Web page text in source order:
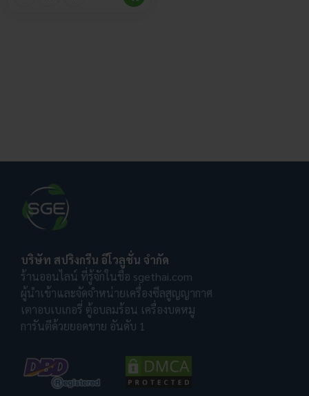
บริษัท สปริงกรีน อีโวลูชั่น จำกัด
ร้านออนไลน์ ที่รู้จักในชื่อ sgethai.com
ผู้นำเข้าและจัดจำหน่ายเครื่องซีลสูญญากาศ
เตาอบเบเกอรี่ ตู้อบลมร้อน เครื่องบดหมู
การันตีด้วยยอดขาย อันดับ 1